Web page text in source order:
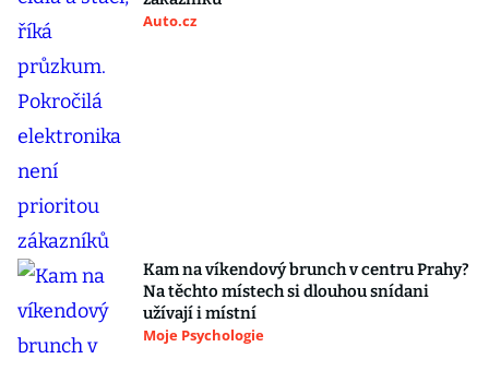
Auto.cz
Kam na víkendový brunch v centru Prahy?
Na těchto místech si dlouhou snídani
užívají i místní
Moje Psychologie